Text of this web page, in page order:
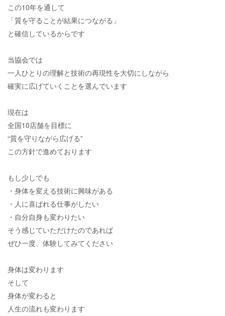
この10年を通して
「質を守ることが結果につながる」
と確信しているからです
当協会では
一人ひとりの理解と技術の再現性を大切にしながら
確実に広げていくことを選んでいます
現在は
全国10店舗を目標に
“質を守りながら広げる”
この方針で進めております
もし少しでも
・身体を変える技術に興味がある
・人に喜ばれる仕事がしたい
・自分自身も変わりたい
そう感じていただけたのであれば
ぜひ一度、体験してみてください
身体は変わります
そして
身体が変わると
人生の流れも変わります